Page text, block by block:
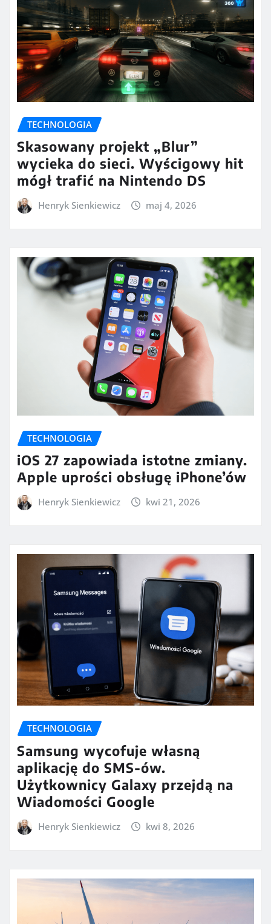
TECHNOLOGIA
Skasowany projekt „Blur”
wycieka do sieci. Wyścigowy hit
mógł trafić na Nintendo DS
Henryk Sienkiewicz maj 4, 2026
TECHNOLOGIA
iOS 27 zapowiada istotne zmiany.
Apple uprości obsługę iPhone’ów
Henryk Sienkiewicz kwi 21, 2026
TECHNOLOGIA
Samsung wycofuje własną
aplikację do SMS-ów.
Użytkownicy Galaxy przejdą na
Wiadomości Google
Henryk Sienkiewicz kwi 8, 2026